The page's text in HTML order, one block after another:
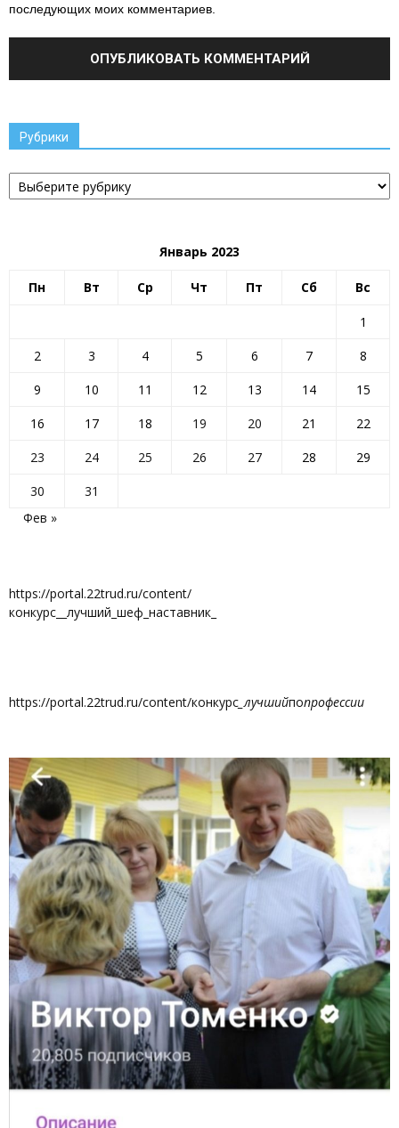
последующих моих комментариев.
Рубрики
Рубрики
Январь 2023
Пн Вт Ср Чт Пт Сб Вс
1
2
3 4 5 6 7
8
9
10 11 12 13 14
15
16
17 18 19 20 21
22
23
24 25 26 27 28
29
30
31
Фев »
https://portal.22trud.ru/content/
конкурс__лучший_шеф_наставник_
https://portal.22trud.ru/content/конкурс _лучшийпопрофессии